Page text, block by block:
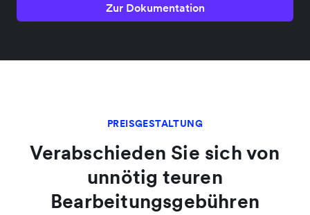
Zur Dokumentation
PREISGESTALTUNG
Verabschieden Sie sich von
unnötig teuren
Bearbeitungsgebühren